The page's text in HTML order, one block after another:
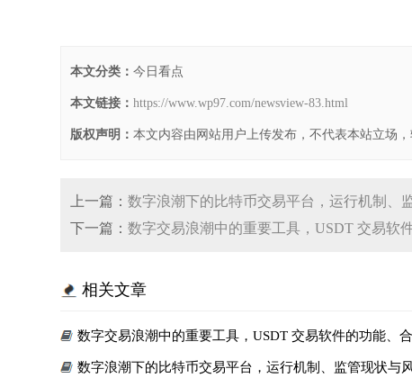
本文分类：今日看点
本文链接：https://www.wp97.com/newsview-83.html
版权声明：本文内容由网站用户上传发布，不代表本站立场
上一篇：数字浪潮下的比特币交易平台，运行机制、
下一篇：数字交易浪潮中的重要工具，USDT 交易软
相关文章
数字交易浪潮中的重要工具，USDT 交易软件的功能、
表现
数字浪潮下的比特币交易平台，运行机制、监管现状与